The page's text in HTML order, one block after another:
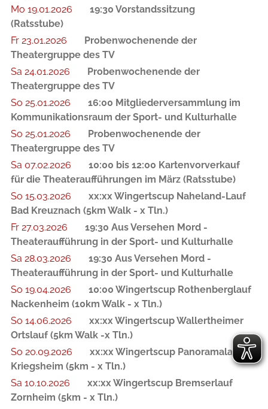
Mo 19.01.2026
19:30 Vorstandssitzung
(Ratsstube)
Fr 23.01.2026
Probenwochenende der
Theatergruppe des TV
Sa 24.01.2026
Probenwochenende der
Theatergruppe des TV
So 25.01.2026
16:00 Mitgliederversammlung im
Kommunikationsraum der Sport- und Kulturhalle
So 25.01.2026
Probenwochenende der
Theatergruppe des TV
Sa 07.02.2026
10:00 bis 12:00 Kartenvorverkauf
für die Theateraufführungen im März (Ratsstube)
So 15.03.2026
xx:xx Wingertscup Naheland-Lauf
Bad Kreuznach (5km Walk - x Tln.)
Fr 27.03.2026
19:30 Aus Versehen Mord -
Theateraufführung in der Sport- und Kulturhalle
Sa 28.03.2026
19:30 Aus Versehen Mord -
Theateraufführung in der Sport- und Kulturhalle
So 19.04.2026
10:00 Wingertscup Rothenberglauf
Nackenheim (10km Walk - x Tln.)
So 14.06.2026
xx:xx Wingertscup Wallertheimer
Ortslauf (5km Walk -x Tln.)
So 20.09.2026
xx:xx Wingertscup Panoramalauf
Kriegsheim (5km - x Tln.)
Sa 10.10.2026
xx:xx Wingertscup Bremserlauf
Zornheim (5km - x Tln.)